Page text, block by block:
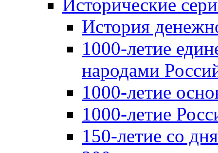
Исторические
История
1000-летие
народами
1000-летие
1000-летие
150-летие со